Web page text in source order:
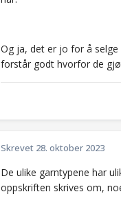
Og ja, det er jo for å
forstår godt hvorfor de
Skrevet 28. oktober 2023
De ulike garntypene har
oppskriften skrives om,